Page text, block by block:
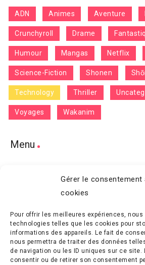
Gérer le consentement
cookies
Pour offrir les meilleures expériences,
technologies telles que les cookies pour
informations des appareils. Le fait de
nous permettra de traiter des données
de navigation ou les ID uniques sur ce site.
consentir ou de retirer son consentement
ADN Animes Aventure
Crunchyroll Drame
Humour Mangas Netflix
Science-Fiction Shonen
Technology Thriller
Voyages Wakanim
Menu
Terms and Conditions
Contact